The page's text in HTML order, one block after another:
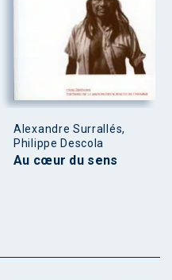
Alexandre Surrallés,
Philippe Descola
Au cœur du sens